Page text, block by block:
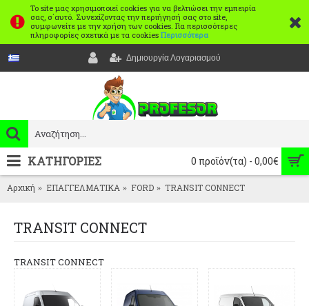
Το site μας χρησιμοποιεί cookies για να βελτιώσει την εμπειρία
σας, σ΄αυτό. Συνεχίζοντας την περιήγησή σας στο site,
συμφωνείτε με την χρήση των cookies. Για περισσότερες
πληροφορίες σχετικά με τα cookies Περισσότερα
Δημιουργία Λογαριασμού
0 προϊόν(τα) - 0,00€
ΚΑΤΗΓΟΡΙΕΣ
Αρχική ΕΠΑΓΓΕΛΜΑΤΙΚΑ FORD TRANSIT CONNECT
TRANSIT CONNECT
TRANSIT CONNECT